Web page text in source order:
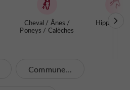
Cheval / Ânes /
Poneys / Calèches
Commune...